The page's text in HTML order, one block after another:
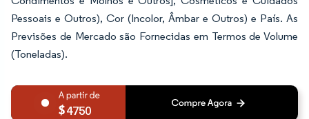
Pessoais e Outros), Cor (Incolor, Âmbar e Outros) e País. As
Previsões de Mercado são Fornecidas em Termos de Volume
(Toneladas).
4750